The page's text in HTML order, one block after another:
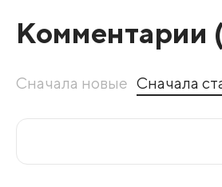
Комментарии
Сначала новые Сначала